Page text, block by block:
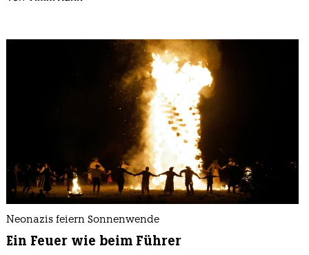
Neonazis feiern Sonnenwende
Ein Feuer wie beim Führer